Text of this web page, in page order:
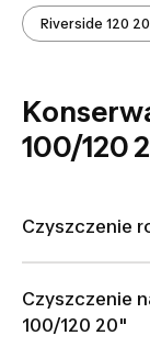
Riverside 120
100/120
Czyszczenie
Czyszczenie
100/120 20"